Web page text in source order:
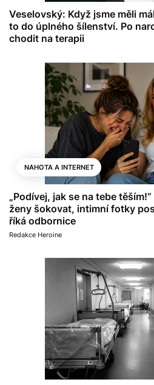
Veselovský: Když jsme měli
to do úplného šílenství. Po
chodit na terapii
NAHOTA A INTERNET
„Podívej, jak se na tebe
ženy šokovat, intimní fotky
říká odbornice
Redakce Heroine